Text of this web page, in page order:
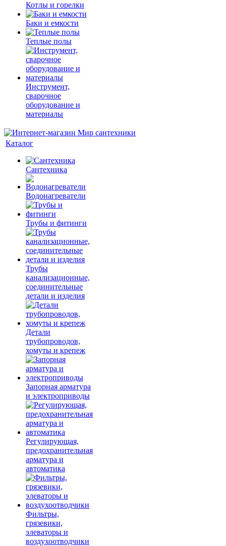
Котлы и горелки
Баки и емкости
Теплые полы
Инструмент,
сварочное
оборудование и
материалы
Каталог
Сантехника
Водонагреватели
Трубы и фитинги
Трубы
канализационные,
соединительные
детали и изделия
Детали
трубопроводов,
хомуты и крепеж
Запорная арматура
и электроприводы
Регулирующая,
предохранительная
арматура и
автоматика
Фильтры,
грязевики,
элеваторы и
воздухоотводчики